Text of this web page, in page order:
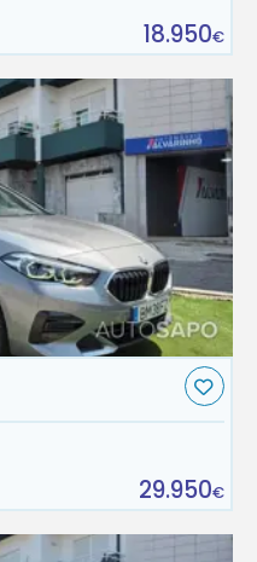
18.950€
29.950€